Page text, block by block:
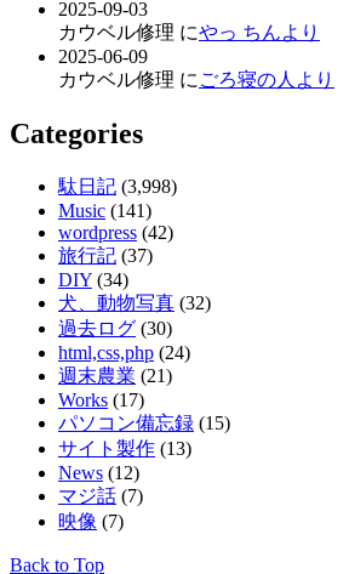
2025-09-03
カウベル修理 にやっ ちんより
2025-06-09
カウベル修理 に ごろ寝の人より
Categories
駄日記 (3,998)
Music (141)
wordpress (42)
旅行記 (37)
DIY (34)
犬、動物写真 (32)
過去ログ (30)
html,css,php (24)
週末農業 (21)
Works (17)
パソコン備忘録 (15)
サイト製作 (13)
News (12)
マジ話 (7)
映像 (7)
Back to Top